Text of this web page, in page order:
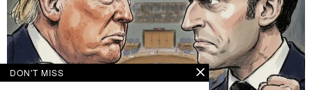
DON'T MISS